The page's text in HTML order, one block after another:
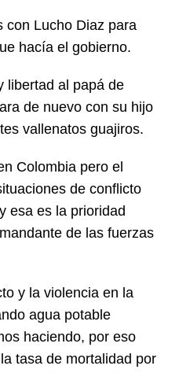
con Lucho Diaz para
hacía el gobierno.
libertad al papá de
de nuevo con su hijo
vallenatos guajiros.
Colombia pero el
de conflicto
esa es la prioridad
de las fuerzas
y la violencia en la
agua potable
haciendo, por eso
tasa de mortalidad por